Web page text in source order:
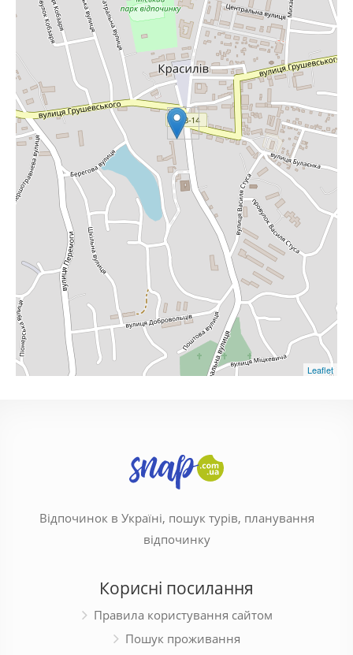
Leaflet
Відпочинок в Україні, пошук турів, планування
відпочинку
Корисні посилання
Правила користування сайтом
Пошук проживання